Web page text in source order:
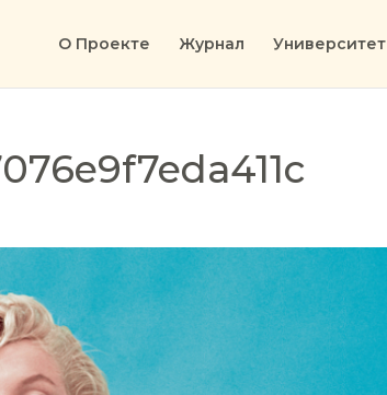
О Проекте Журнал Университет